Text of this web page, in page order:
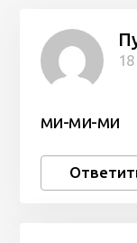
ми-ми-ми